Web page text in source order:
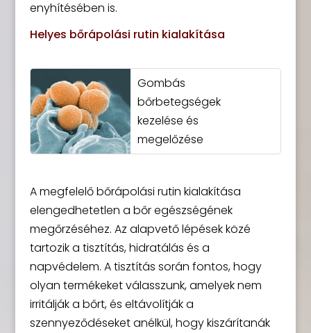
enyhítésében is.
Helyes bőrápolási rutin kialakítása
Gombás
bőrbetegségek
kezelése és
megelőzése
A megfelelő bőrápolási rutin kialakítása
elengedhetetlen a bőr egészségének
megőrzéséhez. Az alapvető lépések közé
tartozik a tisztítás, hidratálás és a
napvédelem. A tisztítás során fontos, hogy
olyan termékeket válasszunk, amelyek nem
irritálják a bőrt, és eltávolítják a
szennyeződéseket anélkül, hogy kiszárítanák